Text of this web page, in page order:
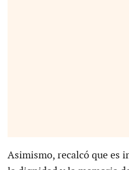
Asimismo, recalcó que es